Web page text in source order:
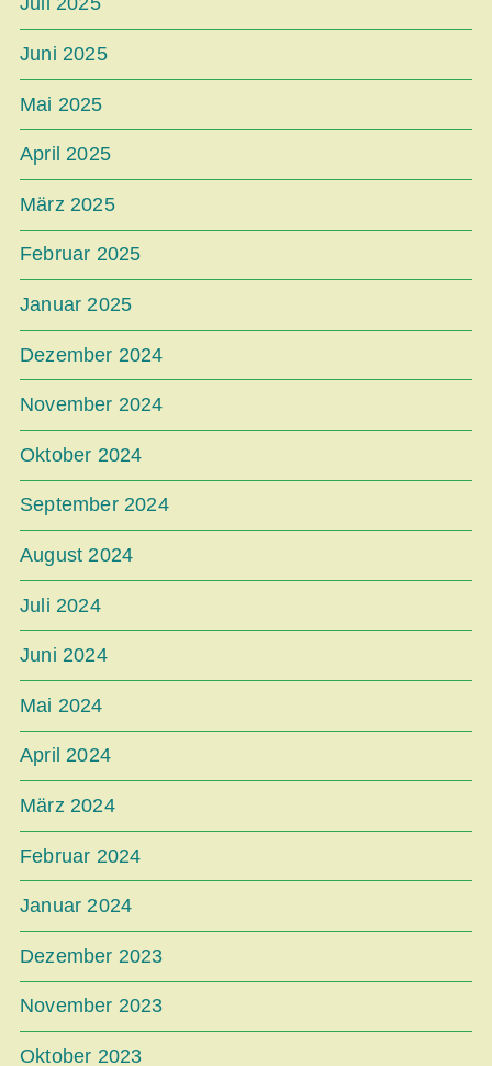
Juni 2025
Mai 2025
April 2025
März 2025
Februar 2025
Januar 2025
Dezember 2024
November 2024
Oktober 2024
September 2024
August 2024
Juli 2024
Juni 2024
Mai 2024
April 2024
März 2024
Februar 2024
Januar 2024
Dezember 2023
November 2023
Oktober 2023